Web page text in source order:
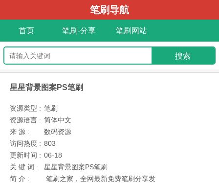
笔刷导航
首页 笔刷-分享 笔刷网站
星星背景图案PS笔刷
资源类型 : 笔刷
资源语言 : 简体中文
来 源 :
数码资源
访问热度 : 803
更新时间 : 06-18
关 键 词 :
星星背景图案PS笔刷
简 介 :
笔刷之家，全网最新免费笔刷分享发